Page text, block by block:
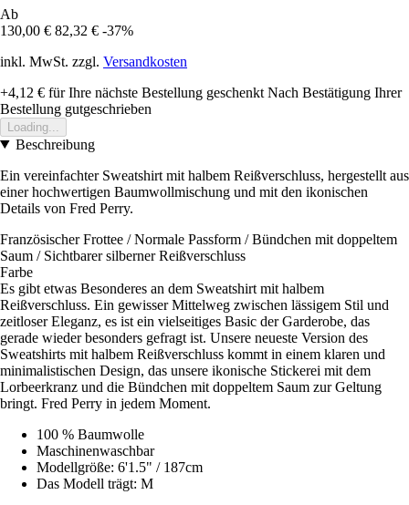
Ab
130,00 € 82,32 € -37%
inkl. MwSt. zzgl. Versandkosten
+4,12 € für Ihre nächste Bestellung geschenkt Nach Bestätigung Ihrer
Bestellung gutgeschrieben
Loading...
Beschreibung
Ein vereinfachter Sweatshirt mit halbem Reißverschluss, hergestellt aus
einer hochwertigen Baumwollmischung und mit den ikonischen
Details von Fred Perry.
Französischer Frottee / Normale Passform / Bündchen mit doppeltem
Saum / Sichtbarer silberner Reißverschluss
Farbe
Es gibt etwas Besonderes an dem Sweatshirt mit halbem
Reißverschluss. Ein gewisser Mittelweg zwischen lässigem Stil und
zeitloser Eleganz, es ist ein vielseitiges Basic der Garderobe, das
gerade wieder besonders gefragt ist. Unsere neueste Version des
Sweatshirts mit halbem Reißverschluss kommt in einem klaren und
minimalistischen Design, das unsere ikonische Stickerei mit dem
Lorbeerkranz und die Bündchen mit doppeltem Saum zur Geltung
bringt. Fred Perry in jedem Moment.
100 % Baumwolle
Maschinenwaschbar
Modellgröße: 6'1.5" / 187cm
Das Modell trägt: M